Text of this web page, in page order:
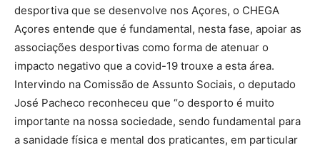
desportiva que se desenvolve nos Açores, o CHEGA
Açores entende que é fundamental, nesta fase, apoiar as
associações desportivas como forma de atenuar o
impacto negativo que a covid-19 trouxe a esta área.
Intervindo na Comissão de Assunto Sociais, o deputado
José Pacheco reconheceu que “o desporto é muito
importante na nossa sociedade, sendo fundamental para
a sanidade física e mental dos praticantes, em particular